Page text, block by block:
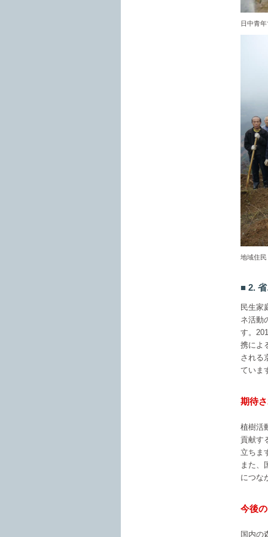
日中青
地域住
2.
民生家
ネ活動
す。
携によ
される
ていま
期待
植樹活
貢献す
立ちま
また、
につな
今後
国内の